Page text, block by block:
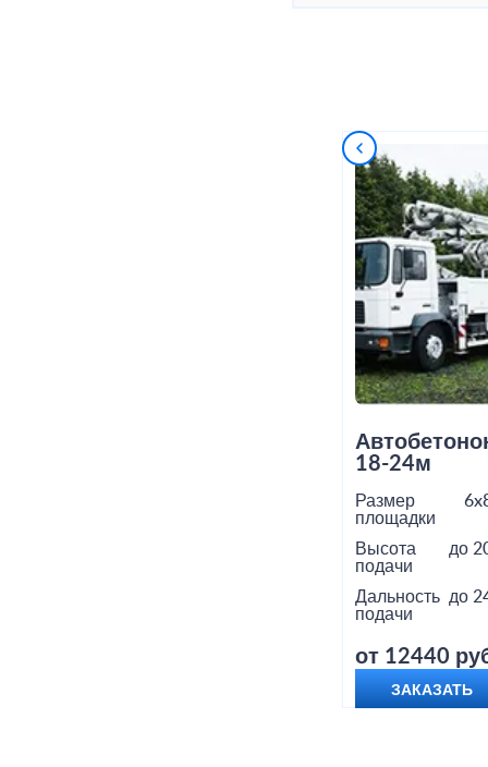
18-24м
Размер
площадки
Высота
подачи
до
Дальность
подачи
до
от 12440
ЗАКАЗАТЬ